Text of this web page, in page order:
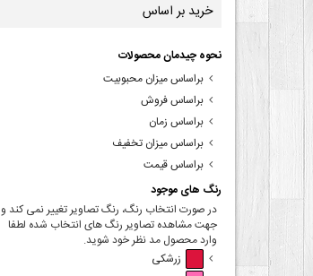
خرید بر اساس
نحوه چیدمان محصولات
براساس میزان محبوبیت
براساس فروش
براساس زمان
براساس میزان تخفیف
براساس قیمت
رنگ های موجود
در صورت انتخاب رنگ، رنگ تصاویر تغییر نمی کند و
جهت مشاهده تصاویر رنگ های انتخاب شده لطفا
وارد محصول مد نظر خود شوید.
زرشکی